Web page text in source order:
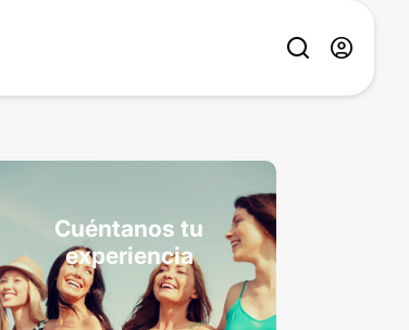
Cuéntanos tu
experiencia